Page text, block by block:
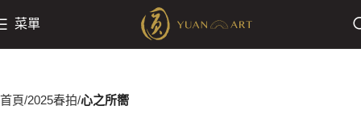
菜單
首頁 2025春拍 心之所嚮